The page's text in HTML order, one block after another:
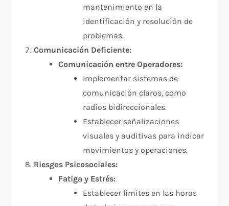
mantenimiento en la
identificación y resolución de
problemas.
Comunicación Deficiente:
Comunicación entre Operadores:
Implementar sistemas de
comunicación claros, como
radios bidireccionales.
Establecer señalizaciones
visuales y auditivas para indicar
movimientos y operaciones.
Riesgos Psicosociales:
Fatiga y Estrés:
Establecer límites en las horas